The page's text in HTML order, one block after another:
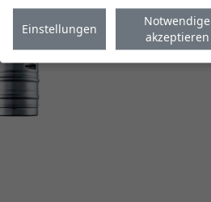
Einstellungen
Notwendige
akzeptieren